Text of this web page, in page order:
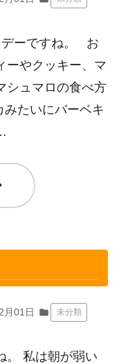
デーですね。 お
ーやクッキー、マ
シュマロの食べ方
たいにバーベキ
月01日 folder 未分類
。 私は朝が弱い